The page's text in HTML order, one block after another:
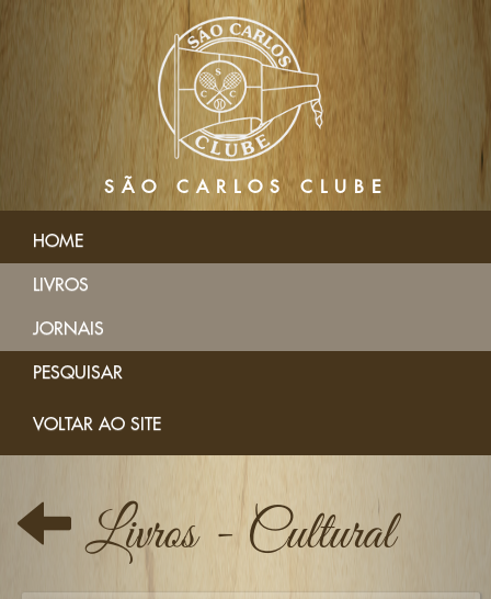
SÃO CARLOS CLUBE
HOME
LIVROS
JORNAIS
PESQUISAR
VOLTAR AO SITE
Livros - Cultural